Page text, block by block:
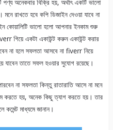
অনেকবার বিক্রি হয়, অর্থাৎ একটি ভালো
রাখতে হবে কপি ডিজাইন দেওয়া যাবে না
ভালো হলো আপনার ইনকাম শুরু
গিয়ে একটা একাউন্ট করুন একাউন্ট করার
না হলে সফলতা আসবে না fiverr নিয়ে
যাবেন তাতে সফল হওয়ার সুযোগ রয়েছে।
না সফলতা কিন্তু রাতারাতি আসে না মনে
করতে হয়, অনেক কিছু ত্যাগ করতে হয়। তার
মাধ্যমে জানান।